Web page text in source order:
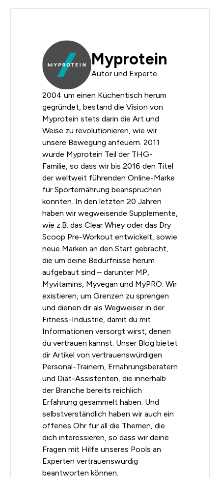
Myprotein
Autor und Experte
2004 um einen Küchentisch herum
gegründet, bestand die Vision von
Myprotein stets darin die Art und
Weise zu revolutionieren, wie wir
unsere Bewegung anfeuern. 2011
wurde Myprotein Teil der THG-
Familie, so dass wir bis 2016 den Titel
der weltweit führenden Online-Marke
für Sporternährung beanspruchen
konnten. In den letzten 20 Jahren
haben wir wegweisende Supplemente,
wie z.B. das Clear Whey oder das Dry
Scoop Pre-Workout entwickelt, sowie
neue Marken an den Start gebracht,
die um deine Bedürfnisse herum
aufgebaut sind – darunter MP,
Myvitamins, Myvegan und MyPRO. Wir
existieren, um Grenzen zu sprengen
und dienen dir als Wegweiser in der
Fitness-Industrie, damit du mit
Informationen versorgt wirst, denen
du vertrauen kannst. Unser Blog bietet
dir Artikel von vertrauenswürdigen
Personal-Trainern, Ernährungsberatern
und Diät-Assistenten, die innerhalb
der Branche bereits reichlich
Erfahrung gesammelt haben. Und
selbstverständlich haben wir auch ein
offenes Ohr für all die Themen, die
dich interessieren, so dass wir deine
Fragen mit Hilfe unseres Pools an
Experten vertrauenswürdig
beantworten können.